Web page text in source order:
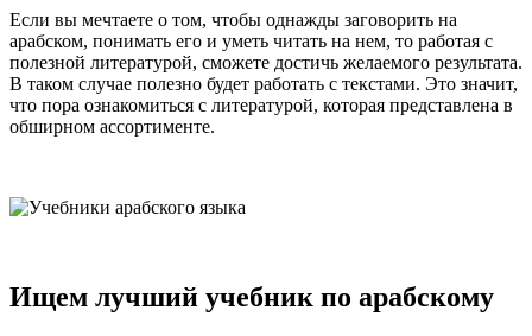
Если вы мечтаете о том, чтобы однажды заговорить на
арабском, понимать его и уметь читать на нем, то работая с
полезной литературой, сможете достичь желаемого результата.
В таком случае полезно будет работать с текстами. Это значит,
что пора ознакомиться с литературой, которая представлена в
обширном ассортименте.
Ищем лучший учебник по арабскому